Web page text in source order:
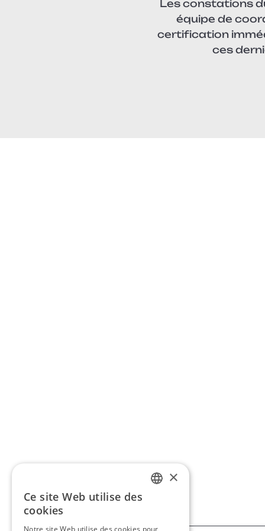
Les constations
équipe de
certification
ces
×
Ce site Web utilise des
cookies
Notre site Web utilise des cookies pour